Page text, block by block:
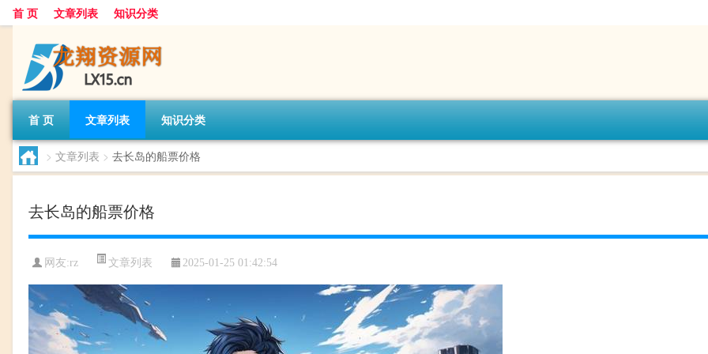
首 页 文章列表 知识分类
首 页 文章列表 知识分类
> 文章列表 > 去长岛的船票价格
去长岛的船票价格
网友:rz 文章列表 2025-01-25 01:42:54